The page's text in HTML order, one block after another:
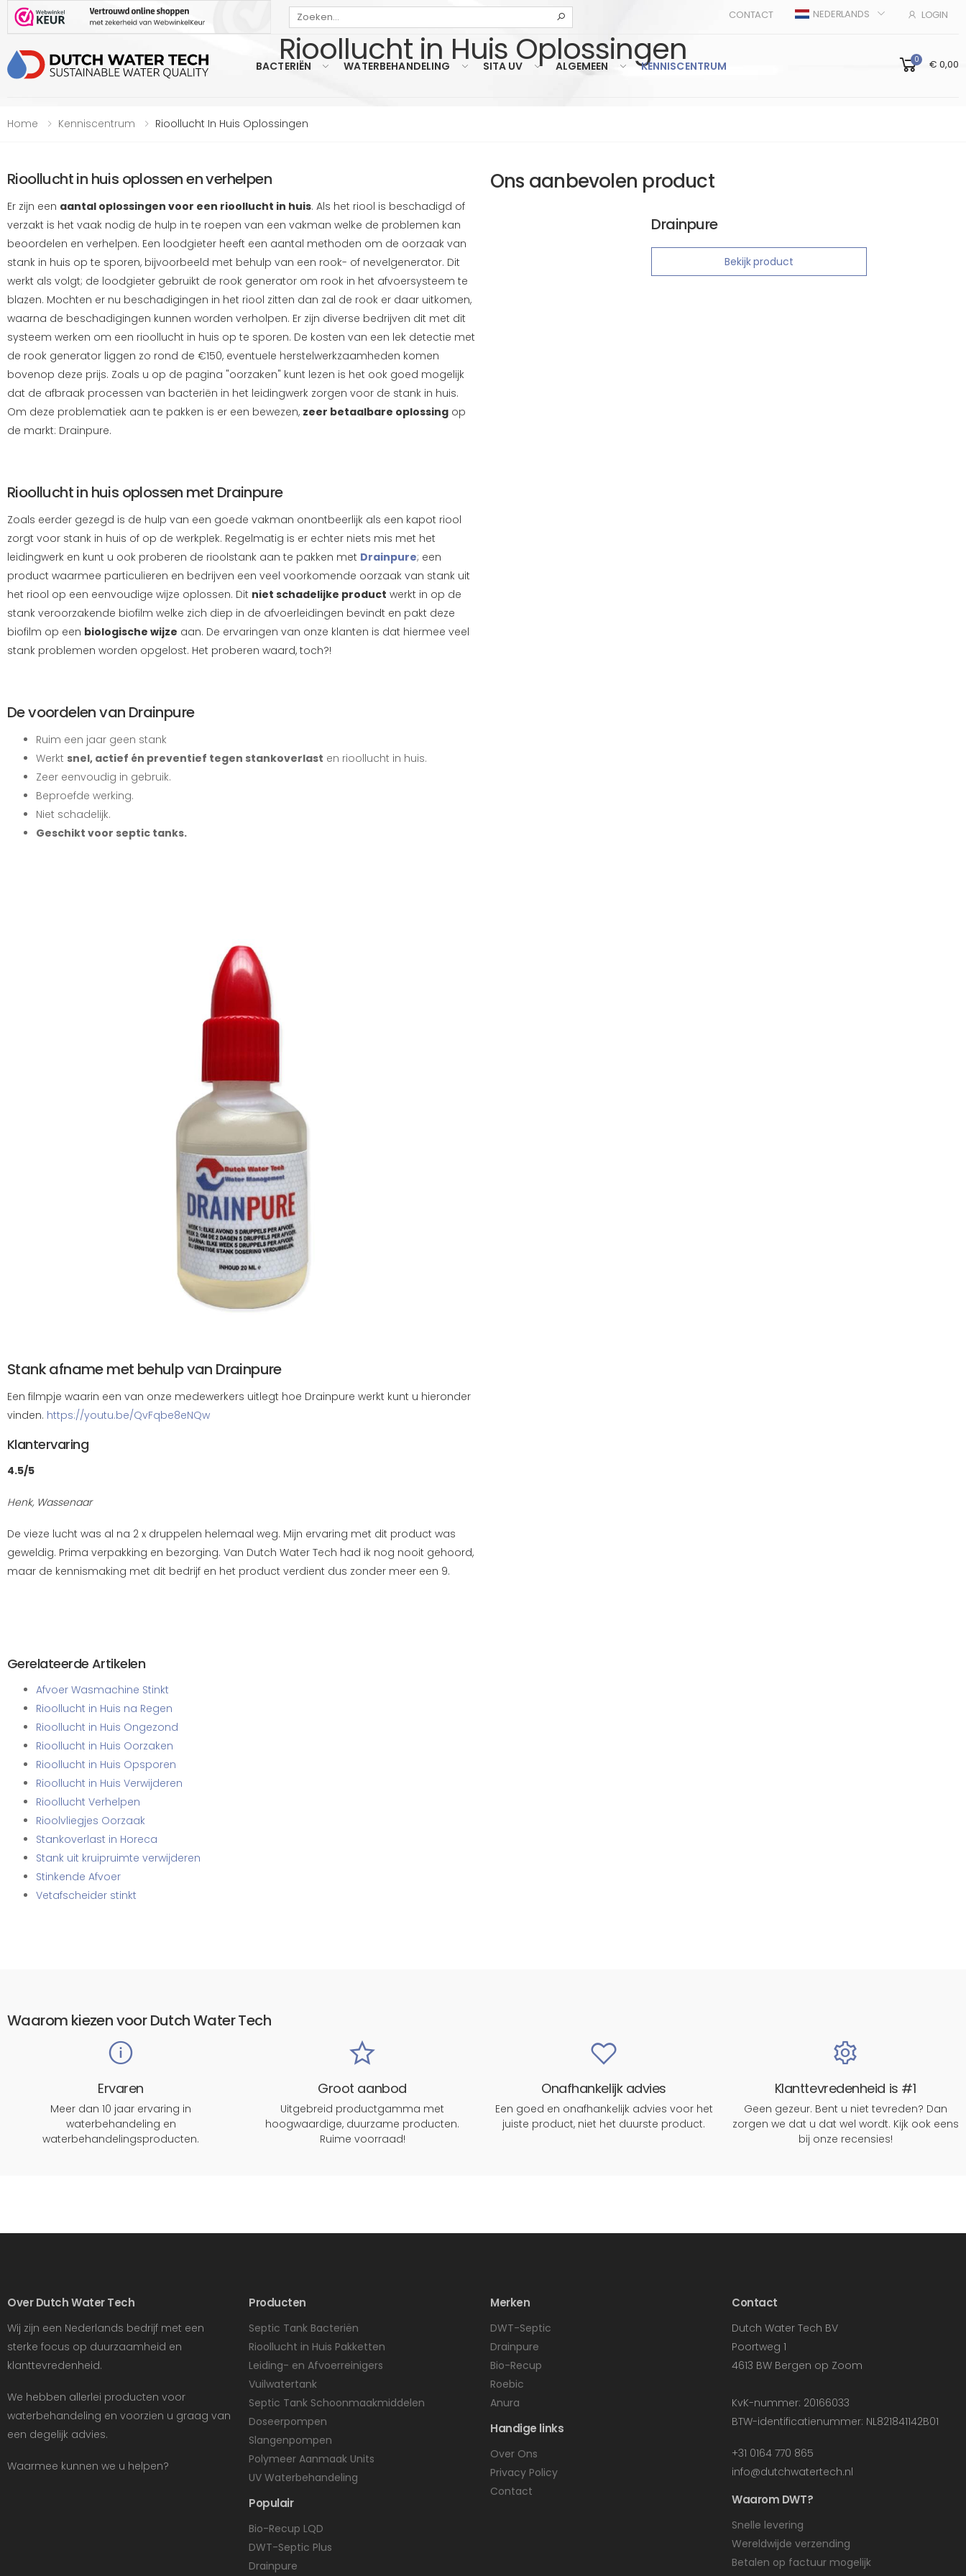
Zoeken CONTACT NEDERLANDS LOGIN
BACTERIËN WATERBEHANDELING SITA UV ALGEMEEN KENNISCENTRUM 0 € 0,00
Rioollucht in Huis Oplossingen
Home Kenniscentrum Rioollucht In Huis Oplossingen
Rioollucht in huis oplossen en verhelpen
Er zijn een aantal oplossingen voor een rioollucht in huis. Als het riool is beschadigd of
verzakt is het vaak nodig de hulp in te roepen van een vakman welke de problemen kan
beoordelen en verhelpen. Een loodgieter heeft een aantal methoden om de oorzaak van
stank in huis op te sporen, bijvoorbeeld met behulp van een rook- of nevelgenerator. Dit
werkt als volgt; de loodgieter gebruikt de rook generator om rook in het afvoersysteem te
blazen. Mochten er nu beschadigingen in het riool zitten dan zal de rook er daar uitkomen,
waarna de beschadigingen kunnen worden verholpen. Er zijn diverse bedrijven dit met dit
systeem werken om een rioollucht in huis op te sporen. De kosten van een lek detectie met
de rook generator liggen zo rond de €150, eventuele herstelwerkzaamheden komen
bovenop deze prijs. Zoals u op de pagina "oorzaken" kunt lezen is het ook goed mogelijk
dat de afbraak processen van bacteriën in het leidingwerk zorgen voor de stank in huis.
Om deze problematiek aan te pakken is er een bewezen, zeer betaalbare oplossing op
de markt: Drainpure.
Rioollucht in huis oplossen met Drainpure
Zoals eerder gezegd is de hulp van een goede vakman onontbeerlijk als een kapot riool
zorgt voor stank in huis of op de werkplek. Regelmatig is er echter niets mis met het
leidingwerk en kunt u ook proberen de rioolstank aan te pakken met Drainpure; een
product waarmee particulieren en bedrijven een veel voorkomende oorzaak van stank uit
het riool op een eenvoudige wijze oplossen. Dit niet schadelijke product werkt in op de
stank veroorzakende biofilm welke zich diep in de afvoerleidingen bevindt en pakt deze
biofilm op een biologische wijze aan. De ervaringen van onze klanten is dat hiermee veel
stank problemen worden opgelost. Het proberen waard, toch?!
De voordelen van Drainpure
Ruim een jaar geen stank
Werkt snel, actief én preventief tegen stankoverlast en rioollucht in huis.
Zeer eenvoudig in gebruik.
Beproefde werking.
Niet schadelijk.
Geschikt voor septic tanks.
Stank afname met behulp van Drainpure
Een filmpje waarin een van onze medewerkers uitlegt hoe Drainpure werkt kunt u hieronder
vinden. https://youtu.be/QvFqbe8eNQw
Klantervaring
4.5/5
Henk, Wassenaar
De vieze lucht was al na 2 x druppelen helemaal weg. Mijn ervaring met dit product was
geweldig. Prima verpakking en bezorging. Van Dutch Water Tech had ik nog nooit gehoord,
maar de kennismaking met dit bedrijf en het product verdient dus zonder meer een 9.
Gerelateerde Artikelen
Afvoer Wasmachine Stinkt
Rioollucht in Huis na Regen
Rioollucht in Huis Ongezond
Rioollucht in Huis Oorzaken
Rioollucht in Huis Opsporen
Rioollucht in Huis Verwijderen
Rioollucht Verhelpen
Rioolvliegjes Oorzaak
Stankoverlast in Horeca
Stank uit kruipruimte verwijderen
Stinkende Afvoer
Vetafscheider stinkt
Ons aanbevolen product
Drainpure
Bekijk product
Waarom kiezen voor Dutch Water Tech
Ervaren
Meer dan 10 jaar ervaring in
waterbehandeling en
waterbehandelingsproducten.
Groot aanbod
Uitgebreid productgamma met
hoogwaardige, duurzame producten.
Ruime voorraad!
Onafhankelijk advies
Een goed en onafhankelijk advies voor het
juiste product, niet het duurste product.
Klanttevredenheid is #1
Geen gezeur. Bent u niet tevreden? Dan
zorgen we dat u dat wel wordt. Kijk ook eens
bij onze recensies!
Over Dutch Water Tech
Wij zijn een Nederlands bedrijf met een
sterke focus op duurzaamheid en
klanttevredenheid.
We hebben allerlei producten voor
waterbehandeling en voorzien u graag van
een degelijk advies.
Waarmee kunnen we u helpen?
Producten
Septic Tank Bacteriën
Rioollucht in Huis Pakketten
Leiding- en Afvoerreinigers
Vuilwatertank
Septic Tank Schoonmaakmiddelen
Doseerpompen
Slangenpompen
Polymeer Aanmaak Units
UV Waterbehandeling
Populair
Bio-Recup LQD
DWT-Septic Plus
Drainpure
Merken
DWT-Septic
Drainpure
Bio-Recup
Roebic
Anura
Handige links
Over Ons
Privacy Policy
Contact
Contact
Dutch Water Tech BV
Poortweg 1
4613 BW Bergen op Zoom
KvK-nummer: 20166033
BTW-identificatienummer: NL821841142B01
+31 0164 770 865
info@dutchwatertech.nl
Waarom DWT?
Snelle levering
Wereldwijde verzending
Betalen op factuur mogelijk